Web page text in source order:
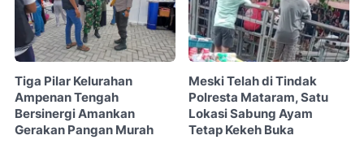
Tiga Pilar Kelurahan
Ampenan Tengah
Bersinergi Amankan
Gerakan Pangan Murah
Meski Telah di Tindak
Polresta Mataram, Satu
Lokasi Sabung Ayam
Tetap Kekeh Buka